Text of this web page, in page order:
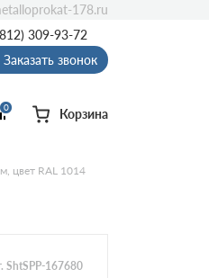
309-93-72
Заказать звонок
0 Корзина
178.ru
цвет RAL 1014
ShtSPP-167680